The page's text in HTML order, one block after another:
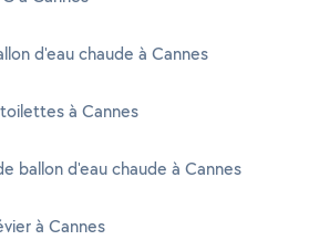
d'eau chaude à Cannes
à Cannes
ballon d'eau chaude à Cannes
à Cannes